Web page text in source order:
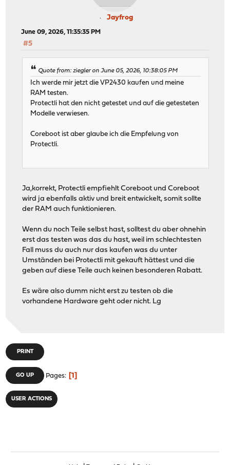
Jayfrog
June 09, 2026, 11:35:35 PM
#5
Quote from: ziegler on June 05, 2026, 10:38:05 PM
Ich werde mir jetzt die VP2430 kaufen und meine
RAM testen.
Protectli hat den nicht getestet und auf die getesteten
Modelle verwiesen.
Coreboot ist aber glaube ich die Empfelung von
Protectli.
Ja,korrekt, Protectli empfiehlt Coreboot und Coreboot
wird ja ebenfalls aktiv und breit entwickelt, somit sollte
der RAM auch funktionieren.
Wenn du noch Teile selbst hast, solltest du aber ohnehin
erst das testen was das du hast, weil im schlechtesten
Fall muss du auch nur das kaufen was du unter
Umständen bei Protectli mit gekauft hättest und die
geben auf diese Teile auch keinen besonderen Rabatt.
Es wäre also dumm nicht erst zu testen ob die
vorhandene Hardware geht oder nicht. Lg
PRINT
GO UP Pages 1
USER ACTIONS